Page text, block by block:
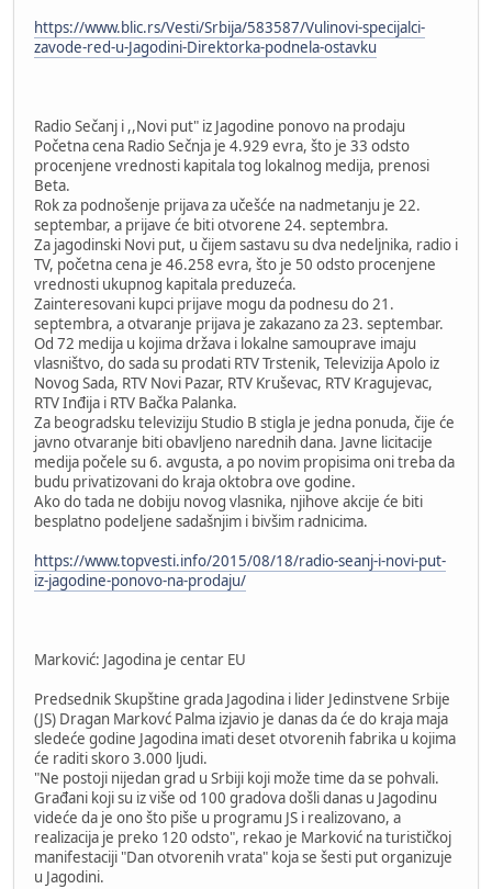
https://www.blic.rs/Vesti/Srbija/583587/Vulinovi-specijalci-
zavode-red-u-Jagodini-Direktorka-podnela-ostavku
Radio Sečanj i ,,Novi put" iz Jagodine ponovo na prodaju
Početna cena Radio Sečnja je 4.929 evra, što je 33 odsto
procenjene vrednosti kapitala tog lokalnog medija, prenosi
Beta.
Rok za podnošenje prijava za učešće na nadmetanju je 22.
septembar, a prijave će biti otvorene 24. septembra.
Za jagodinski Novi put, u čijem sastavu su dva nedeljnika, radio i
TV, početna cena je 46.258 evra, što je 50 odsto procenjene
vrednosti ukupnog kapitala preduzeća.
Zainteresovani kupci prijave mogu da podnesu do 21.
septembra, a otvaranje prijava je zakazano za 23. septembar.
Od 72 medija u kojima država i lokalne samouprave imaju
vlasništvo, do sada su prodati RTV Trstenik, Televizija Apolo iz
Novog Sada, RTV Novi Pazar, RTV Kruševac, RTV Kragujevac,
RTV Inđija i RTV Bačka Palanka.
Za beogradsku televiziju Studio B stigla je jedna ponuda, čije će
javno otvaranje biti obavljeno narednih dana. Javne licitacije
medija počele su 6. avgusta, a po novim propisima oni treba da
budu privatizovani do kraja oktobra ove godine.
Ako do tada ne dobiju novog vlasnika, njihove akcije će biti
besplatno podeljene sadašnjim i bivšim radnicima.
https://www.topvesti.info/2015/08/18/radio-seanj-i-novi-put-
iz-jagodine-ponovo-na-prodaju/
Marković: Jagodina je centar EU
Predsednik Skupštine grada Jagodina i lider Jedinstvene Srbije
(JS) Dragan Markovć Palma izjavio je danas da će do kraja maja
sledeće godine Jagodina imati deset otvorenih fabrika u kojima
će raditi skoro 3.000 ljudi.
"Ne postoji nijedan grad u Srbiji koji može time da se pohvali.
Građani koji su iz više od 100 gradova došli danas u Jagodinu
videće da je ono što piše u programu JS i realizovano, a
realizacija je preko 120 odsto", rekao je Marković na turističkoj
manifestaciji "Dan otvorenih vrata" koja se šesti put organizuje
u Jagodini.